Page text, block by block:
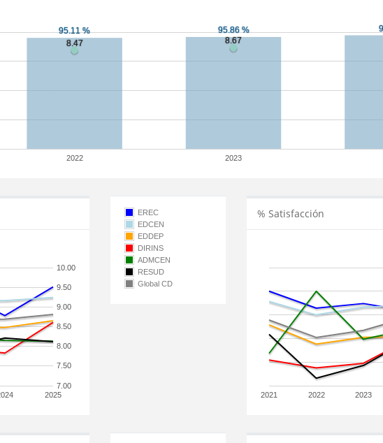
2022 2023
2025
7.00
7.50
8.00
8.50
9.00
9.50
10.00
EREC
EDCEN
EDDEP
DIRINS
ADMCEN
RESUD
Global CD
% Satisfacción
2021 2022 2023